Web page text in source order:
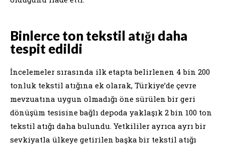
Binlerce ton tekstil atığı daha
tespit edildi
İncelemeler sırasında ilk etapta belirlenen 4 bin 200
tonluk tekstil atığına ek olarak, Türkiye’de çevre
mevzuatına uygun olmadığı öne sürülen bir geri
dönüşüm tesisine bağlı depoda yaklaşık 2 bin 100 ton
tekstil atığı daha bulundu. Yetkililer ayrıca ayrı bir
sevkiyatla ülkeye getirilen başka bir tekstil atığı